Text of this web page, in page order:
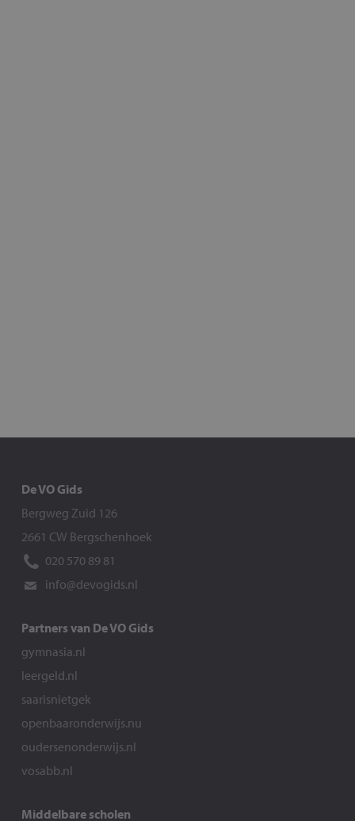
De VO Gids
Bergweg Zuid 126
2661 CW Bergschenhoek
020 570 89 81
info@devogids.nl
Partners van De VO Gids
gymnasia.nl
leergeld.nl
saarisnietgek
openbaaronderwijs.nu
oudersenonderwijs.nl
vosabb.nl
Middelbare scholen